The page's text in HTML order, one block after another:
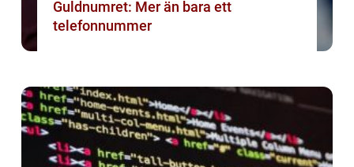
Guldnumret: Mer än bara ett
telefonnummer